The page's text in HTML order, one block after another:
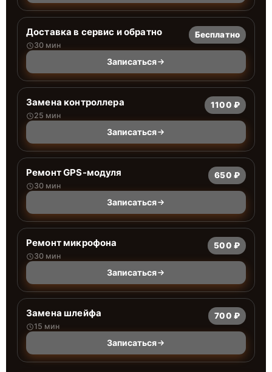
Доставка в сервис и обратно
30 мин
Бесплатно
Записаться
Замена контроллера
25 мин
1100 ₽
Записаться
Ремонт GPS-модуля
30 мин
650 ₽
Записаться
Ремонт микрофона
30 мин
500 ₽
Записаться
Замена шлейфа
15 мин
700 ₽
Записаться